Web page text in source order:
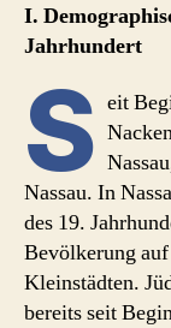
I.
Jahrhundert
S eit
Nassau. In
des 19.
Bevölkerung
Kleinstädten.
bereits seit